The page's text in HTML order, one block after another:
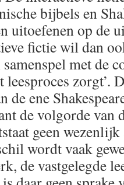
bijbels en
uitoefenen op de
fictie wil dan
met de
zorgt’.
ene
de volgorde van
geen
wordt vaak
de vastgelegde